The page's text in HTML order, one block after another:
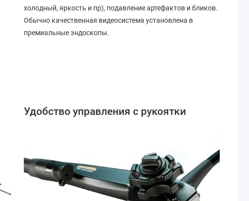
холодный, яркость и пр), подавление артефактов и бликов.
Обычно качественная видеосистема установлена в
премиальные эндоскопы.
Удобство управления с рукоятки